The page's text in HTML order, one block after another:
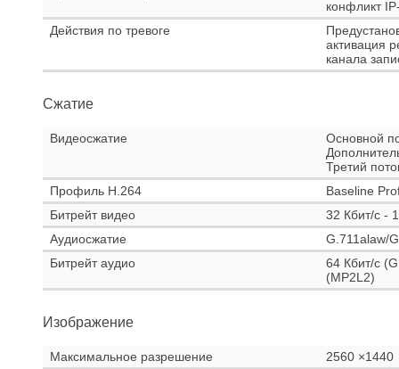
конфликт
Действия по тревоге
активация
канала
Сжатие
Видеосжатие
Основной
Третий
Профиль H.264
Baseline
Битрейт видео
32 Кбит/с -
Аудиосжатие
G.711alaw/
Битрейт аудио
64 Кбит/с
(MP2L2)
Изображение
Максимальное разрешение
2560 ×1440